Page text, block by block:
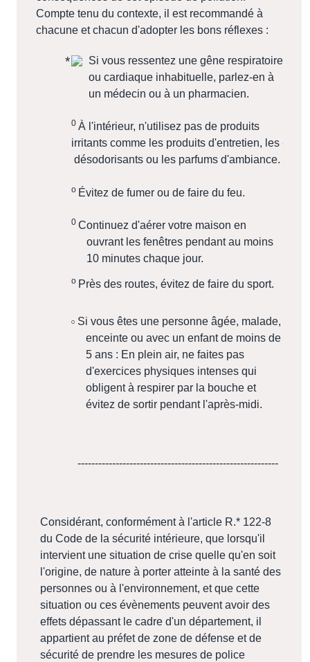
Compte tenu du contexte, il est recommandé à
chacune et chacun d'adopter les bons réflexes :
Si vous ressentez une gêne respiratoire
ou cardiaque inhabituelle, parlez-en à
un médecin ou à un pharmacien.
0 À l'intérieur, n'utilisez pas de produits
irritants comme les produits d'entretien, les
désodorisants ou les parfums d'ambiance.
o Évitez de fumer ou de faire du feu.
0Continuez d'aérer votre maison en
ouvrant les fenêtres pendant au moins
10 minutes chaque jour.
o Près des routes, évitez de faire du sport.
Si vous êtes une personne âgée, malade,
enceinte ou avec un enfant de moins de
5 ans : En plein air, ne faites pas
d'exercices physiques intenses qui
obligent à respirer par la bouche et
évitez de sortir pendant l'après-midi.
----------------------------------------------------------
Considérant, conformément à l'article R.* 122-8
du Code de la sécurité intérieure, que lorsqu'il
intervient une situation de crise quelle qu'en soit
l'origine, de nature à porter atteinte à la santé des
personnes ou à l'environnement, et que cette
situation ou ces évènements peuvent avoir des
effets dépassant le cadre d'un département, il
appartient au préfet de zone de défense et de
sécurité de prendre les mesures de police